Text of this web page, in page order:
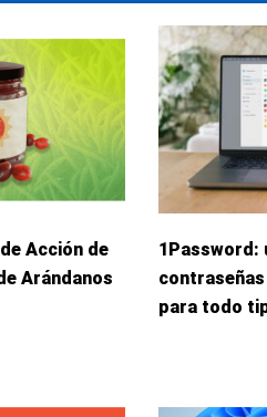
Acción de
Arándanos
1Password:
para todo